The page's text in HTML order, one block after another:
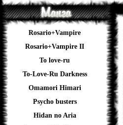
Rosario+Vampire
Rosario+Vampire II
To love-ru
To-Love-Ru Darkness
Omamori Himari
Psycho busters
Hidan no Aria